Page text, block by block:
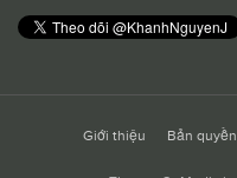
Giới thiệu Bản quyền